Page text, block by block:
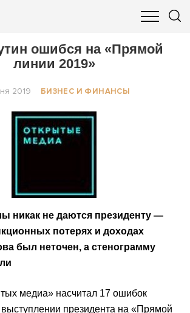
БИЗНЕС И ФИНАНСЫ
ошибся на «Прямой
линии 2019»
2019 БИЗНЕС И ФИНАНСЫ
никак не даются президенту —
потерях и доходах
был неточен, а стенограмму
медиа» насчитал 17 ошибок
выступлении президента на «Прямой